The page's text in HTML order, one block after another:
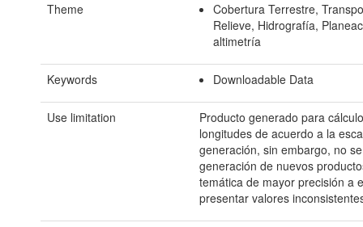
Theme
Cobertura Terrestre,
Relieve, Hidrografía,
altimetría
Keywords Downloadable Data
Use limitation
Producto generado para
longitudes de acuerdo a la
generación, sin embargo, no
generación de nuevos
temática de mayor precisión a
presentar valores